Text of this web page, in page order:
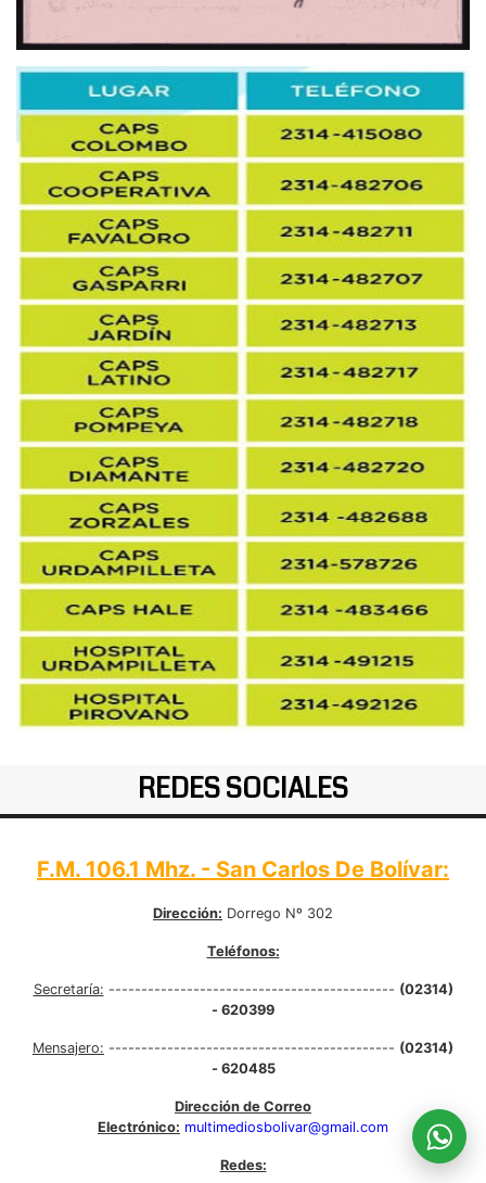
REDES SOCIALES
F.M. 106.1 Mhz. - San Carlos De Bolívar:
Dirección: Dorrego Nº 302
Teléfonos:
Secretaría: -------------------------------------------- (02314)
- 620399
Mensajero: -------------------------------------------- (02314)
- 620485
Dirección de Correo
Electrónico: multimediosbolivar@gmail.com
Redes: